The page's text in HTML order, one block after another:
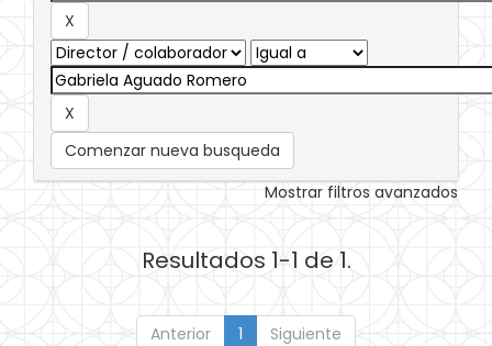
Comenzar nueva busqueda
Mostrar filtros avanzados
Resultados 1-1 de 1.
Anterior 1 Siguiente